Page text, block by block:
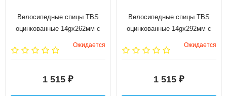
Велосипедные спицы TBS
оцинкованные 14gx262мм с
Ожидается
1 515 ₽
Велосипедные спицы TBS
оцинкованные 14gx292мм с
Ожидается
1 515 ₽